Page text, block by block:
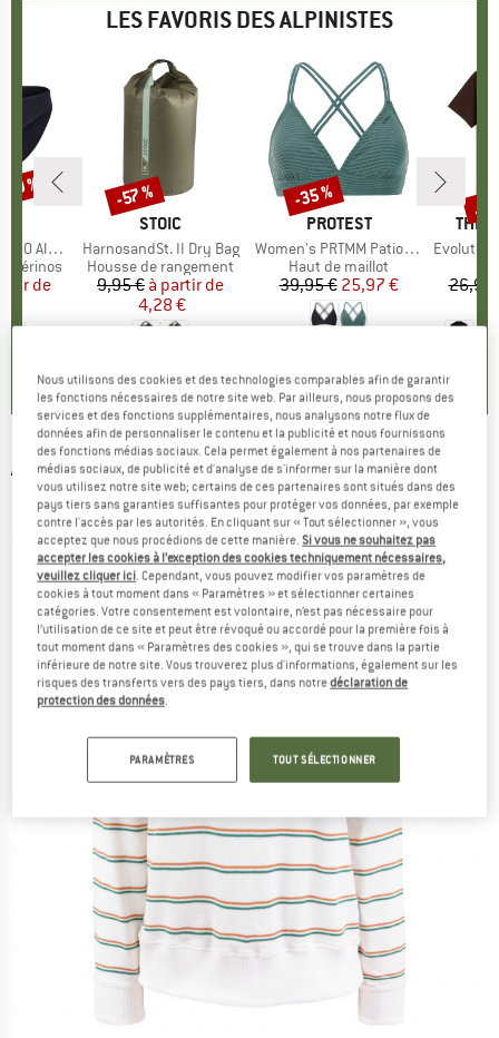
LES FAVORIS DES ALPINISTES
Brief
mérinos
réduit
de
%
MARQUE
STOIC
Article
HarnosandSt. II Dry Bag
Product group
Housse de rangement
Prix
9,95 € Prix réduit
à partir de
4,28 €
Remise
-57 %
MARQUE
PROTEST
Article
Women's PRTMM Patio Triangle
Product group
Haut de maillot
Prix
39,95 € Prix réduit
25,97 €
Remise
-35 %
THE
Article
Evolution
26,95
ALPRAUSCH -Women's Frottee Claudia
Hoodie - Sweat à capuche
(0)
Nous utilisons des cookies et des technologies comparables afin de garantir
les fonctions nécessaires de notre site web. Par ailleurs, nous proposons des
services et des fonctions supplémentaires, nous analysons notre flux de
données afin de personnaliser le contenu et la publicité et nous fournissons
des fonctions médias sociaux. Cela permet également à nos partenaires de
médias sociaux, de publicité et d'analyse de s'informer sur la manière dont
vous utilisez notre site web; certains de ces partenaires sont situés dans des
pays tiers sans garanties suffisantes pour protéger vos données, par exemple
contre l'accès par les autorités. En cliquant sur « Tout sélectionner », vous
acceptez que nous procédions de cette manière.Si vous ne souhaitez pas
accepter les cookies à l’exception des cookies techniquement nécessaires,
veuillez cliquer ici. Cependant, vous pouvez modifier vos paramètres de
cookies à tout moment dans « Paramètres » et sélectionner certaines
catégories. Votre consentement est volontaire, n’est pas nécessaire pour
l’utilisation de ce site et peut être révoqué ou accordé pour la première fois à
tout moment dans « Paramètres des cookies », qui se trouve dans la partie
inférieure de notre site. Vous trouverez plus d'informations, également sur les
risques des transferts vers des pays tiers, dans notredéclaration de
protection des données.
PARAMÈTRES TOUT SÉLECTIONNER